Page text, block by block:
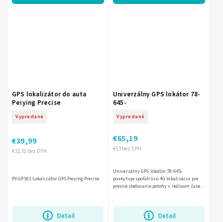
GPS lokalizátor do auta
Peiying Precise
Vypredané
€32,51 bez DPH
€39,99
Detail
PY-GPS01 Lokalizátor GPS Peiying Precise
Univerzálny GPS lokátor 78-
645-
Vypredané
€53 bez DPH
€65,19
Detail
Univerzálny GPS lokátor 78-645-
poskytuje spoľahlivú 4G lokalizáciu pre
presné sledovanie polohy v reálnom čase.